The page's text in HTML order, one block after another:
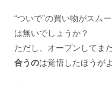
“ついで”の買い物がスム
は無いでしょうか？
ただし、オープンしてま
合うのは覚悟したほうが